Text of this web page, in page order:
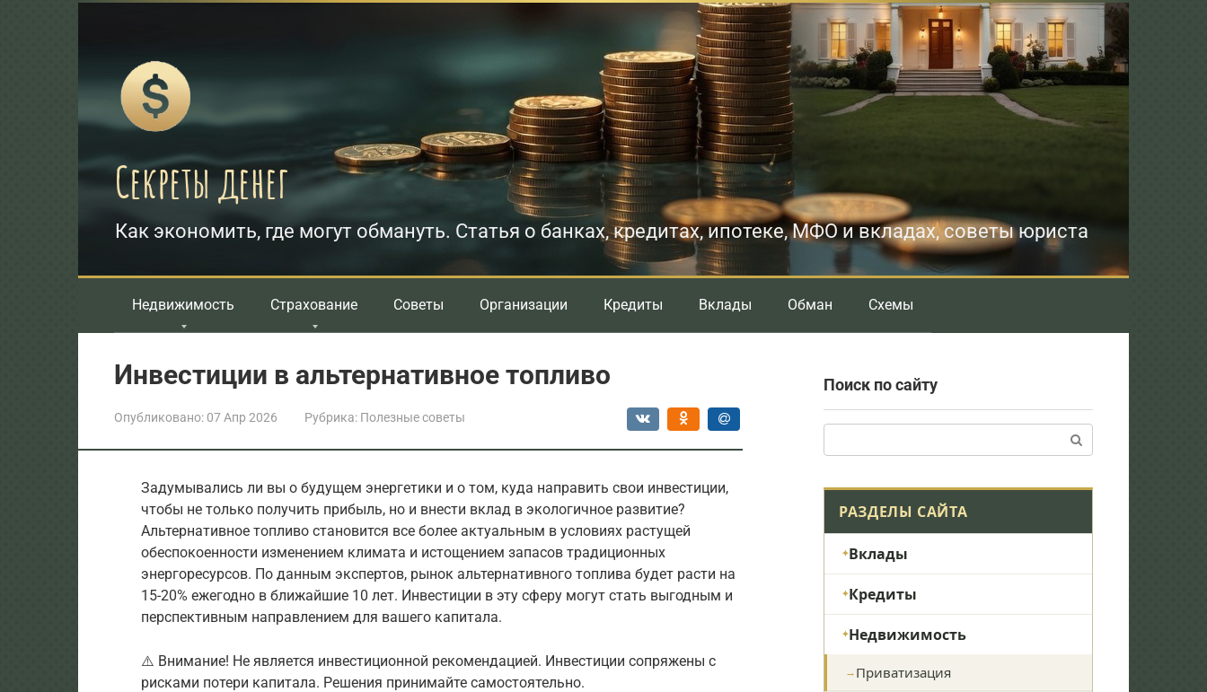
Секреты денег
Как экономить, где могут обмануть. Статья о банках, кредитах, ипотеке, МФО и вкладах, советы юриста
Недвижимость Страхование Советы Организации Кредиты Вклады Обман Схемы
Инвестиции в альтернативное топливо
Опубликовано: 07 Апр 2026 Рубрика: Полезные советы
Задумывались ли вы о будущем энергетики и о том, куда направить свои инвестиции,
чтобы не только получить прибыль, но и внести вклад в экологичное развитие?
Альтернативное топливо становится все более актуальным в условиях растущей
обеспокоенности изменением климата и истощением запасов традиционных
энергоресурсов. По данным экспертов, рынок альтернативного топлива будет расти на
15-20% ежегодно в ближайшие 10 лет. Инвестиции в эту сферу могут стать выгодным и
перспективным направлением для вашего капитала.
⚠️ Внимание! Не является инвестиционной рекомендацией. Инвестиции сопряжены с
рисками потери капитала. Решения принимайте самостоятельно.
Поиск по сайту
РАЗДЕЛЫ САЙТА
Вклады
Кредиты
Недвижимость
Приватизация